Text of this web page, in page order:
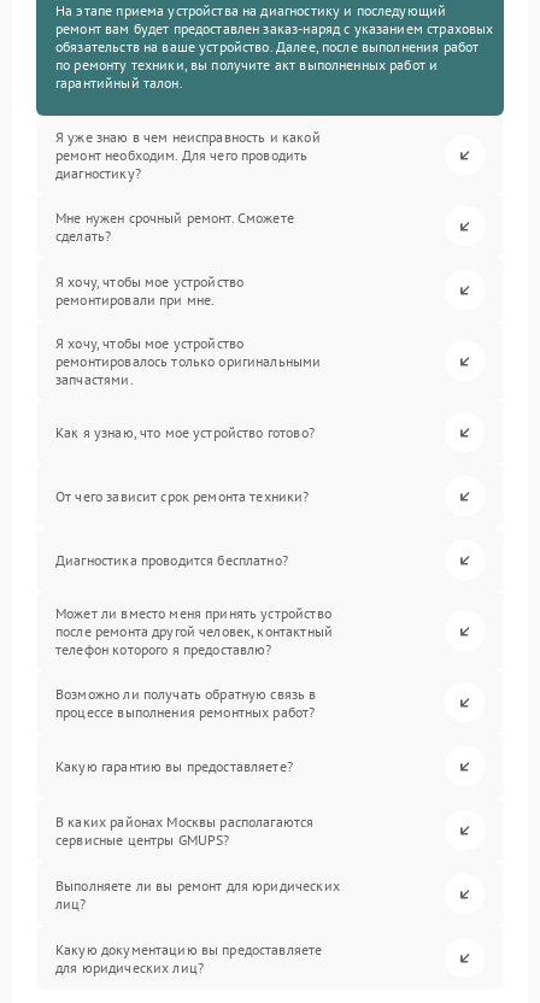
На этапе приема устройства на диагностику и последующий
ремонт вам будет предоставлен заказ-наряд с указанием страховых
обязательств на ваше устройство. Далее, после выполнения работ
по ремонту техники, вы получите акт выполненных работ и
гарантийный талон.
Я уже знаю в чем неисправность и какой
ремонт необходим. Для чего проводить
диагностику?
Мне нужен срочный ремонт. Сможете
сделать?
Я хочу, чтобы мое устройство
ремонтировали при мне.
Я хочу, чтобы мое устройство
ремонтировалось только оригинальными
запчастями.
Как я узнаю, что мое устройство готово?
От чего зависит срок ремонта техники?
Диагностика проводится бесплатно?
Может ли вместо меня принять устройство
после ремонта другой человек, контактный
телефон которого я предоставлю?
Возможно ли получать обратную связь в
процессе выполнения ремонтных работ?
Какую гарантию вы предоставляете?
В каких районах Москвы располагаются
сервисные центры GMUPS?
Выполняете ли вы ремонт для юридических
лиц?
Какую документацию вы предоставляете
для юридических лиц?